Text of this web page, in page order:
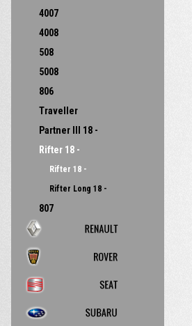
4007
4008
508
5008
806
Traveller
Partner III 18 -
Rifter 18 -
Rifter 18 -
Rifter Long 18 -
807